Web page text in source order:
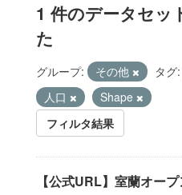
1 件のデータセッ
た
グループ: その他 タグ:
人口
Shape
フィルタ結果
【公式URL】室蘭オー